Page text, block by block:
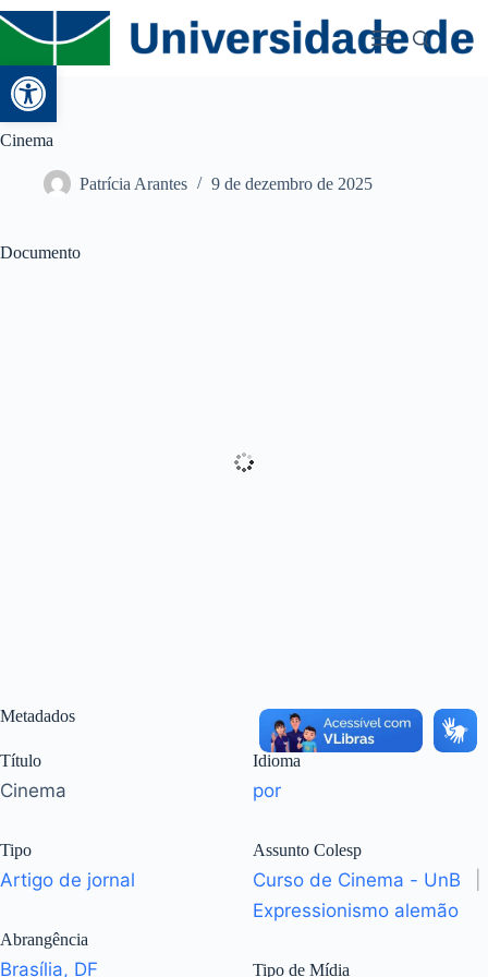
Abrir a barra de ferramentas
Cinema
Patrícia Arantes 9 de dezembro de 2025
Documento
Metadados
Título
Cinema
Tipo
Artigo de jornal
Abrangência
Brasília, DF
Idioma
por
Assunto Colesp
Curso de Cinema - UnB
Expressionismo alemão
Tipo de Mídia